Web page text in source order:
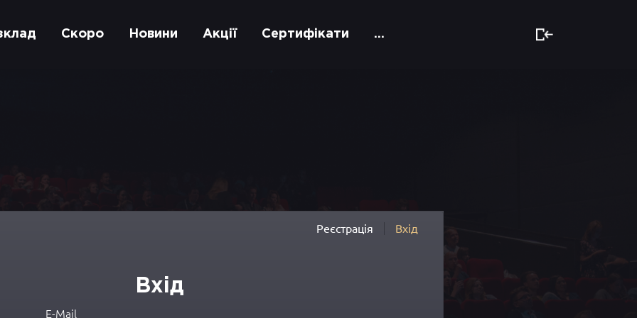
Скоро Новини Акції Сертифікати ...
Реєстрація Вхід
Вхід
E-Mail